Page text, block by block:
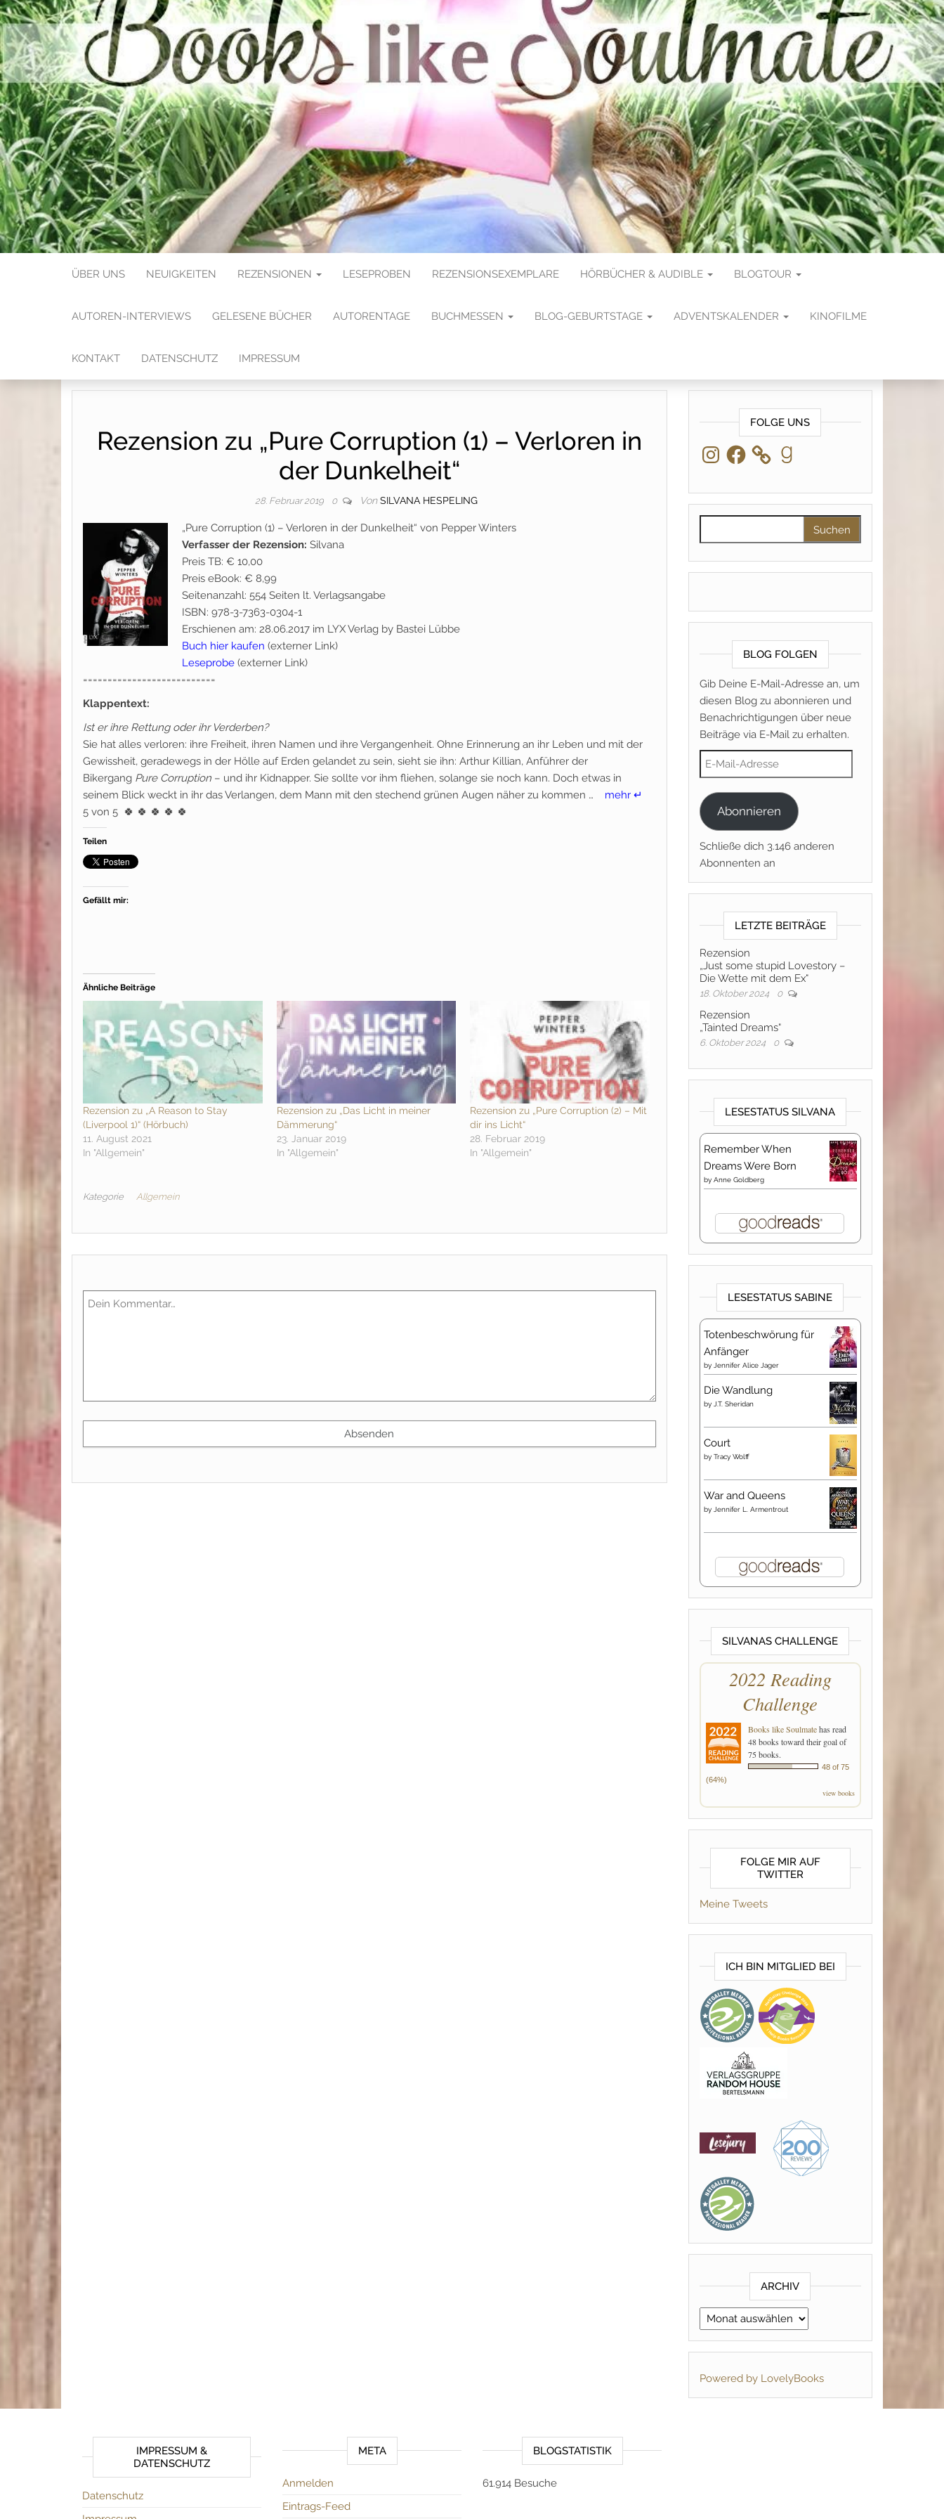
BOOKS LIKE SOULMATE
ÜBER UNS NEUIGKEITEN REZENSIONEN LESEPROBEN REZENSIONSEXEMPLARE HÖRBÜCHER & AUDIBLE BLOGTOUR
AUTOREN-INTERVIEWS GELESENE BÜCHER AUTORENTAGE BUCHMESSEN BLOG-GEBURTSTAGE ADVENTSKALENDER KINOFILME
KONTAKT DATENSCHUTZ IMPRESSUM
Rezension zu „Pure Corruption (1) – Verloren in
der Dunkelheit“
28. Februar 2019 0 Von SILVANA HESPELING
„Pure Corruption (1) – Verloren in der Dunkelheit“ von Pepper Winters
Verfasser der Rezension: Silvana
Preis TB: € 10,00
Preis eBook: € 8,99
Seitenanzahl: 554 Seiten lt. Verlagsangabe
ISBN: 978-3-7363-0304-1
Erschienen am: 28.06.2017 im LYX Verlag by Bastei Lübbe
Buch hier kaufen (externer Link)
Leseprobe (externer Link)
===========================
Klappentext:
Ist er ihre Rettung oder ihr Verderben?
Sie hat alles verloren: ihre Freiheit, ihren Namen und ihre Vergangenheit. Ohne Erinnerung an ihr Leben und mit der
Gewissheit, geradewegs in der Hölle auf Erden gelandet zu sein, sieht sie ihn: Arthur Killian, Anführer der
Bikergang Pure Corruption – und ihr Kidnapper. Sie sollte vor ihm fliehen, solange sie noch kann. Doch etwas in
seinem Blick weckt in ihr das Verlangen, dem Mann mit den stechend grünen Augen näher zu kommen … mehr ↵
5 von 5 🍀 🍀 🍀 🍀 🍀
Teilen
Gefällt mir:
Ähnliche Beiträge
Rezension zu „A Reason to Stay
(Liverpool 1)“ (Hörbuch)
11. August 2021
In "Allgemein"
Rezension zu „Das Licht in meiner
Dämmerung“
23. Januar 2019
In "Allgemein"
Rezension zu „Pure Corruption (2) – Mit
dir ins Licht“
28. Februar 2019
In "Allgemein"
Kategorie Allgemein
FOLGE UNS
InstagramFacebook Goodreads
BLOG FOLGEN
Gib Deine E-Mail-Adresse an, um
diesen Blog zu abonnieren und
Benachrichtigungen über neue
Beiträge via E-Mail zu erhalten.
E-Mail-Adresse
Abonnieren
Schließe dich 3.146 anderen
Abonnenten an
LETZTE BEITRÄGE
Rezension
„Just some stupid Lovestory –
Die Wette mit dem Ex“
18. Oktober 2024 0
Rezension
„Tainted Dreams“
6. Oktober 2024 0
LESESTATUS SILVANA
Remember When
Dreams Were Born
by Anne Goldberg
LESESTATUS SABINE
Totenbeschwörung für
Anfänger
by Jennifer Alice Jager
Die Wandlung
by J.T. Sheridan
Court
by Tracy Wolff
War and Queens
by Jennifer L. Armentrout
SILVANAS CHALLENGE
2022 Reading
Challenge
Books like Soulmatehas read
48 books toward their goal of
75 books.
48 of 75
(64%)
view books
FOLGE MIR AUF
TWITTER
Meine Tweets
ICH BIN MITGLIED BEI
ARCHIV
Archiv
Powered by LovelyBooks
IMPRESSUM &
DATENSCHUTZ
Datenschutz
META
Anmelden
Eintrags-Feed
BLOGSTATISTIK
61.914 Besuche